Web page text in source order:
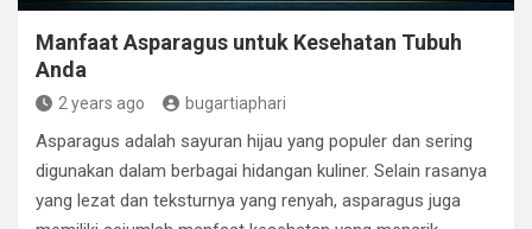
Manfaat Asparagus untuk Kesehatan Tubuh
Anda
2 years ago bugartiaphari
Asparagus adalah sayuran hijau yang populer dan sering
digunakan dalam berbagai hidangan kuliner. Selain rasanya
yang lezat dan teksturnya yang renyah, asparagus juga